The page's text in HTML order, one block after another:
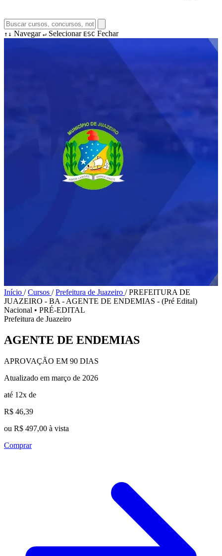
↑↓ Navegar ↵ Selecionar ESC Fechar
Início / Cursos / Prefeitura de Juazeiro / PREFEITURA DE
JUAZEIRO - BA - AGENTE DE ENDEMIAS - (Pré Edital)
Nacional • PRÉ-EDITAL
Prefeitura de Juazeiro
AGENTE DE ENDEMIAS
APROVAÇÃO EM 90 DIAS
Atualizado em março de 2026
até 12x de
R$ 46,39
ou R$ 497,00 à vista
Comprar